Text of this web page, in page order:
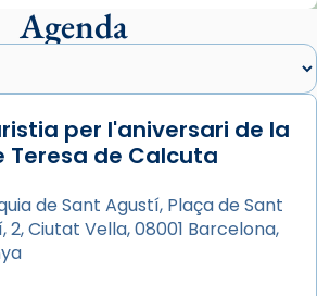
27 de juliol la missa de Les
de Barcelona
Agenda
per l'aniversari de la
Teresa de Calcuta
de Sant Agustí, Plaça de Sant
2, Ciutat Vella, 08001 Barcelona,